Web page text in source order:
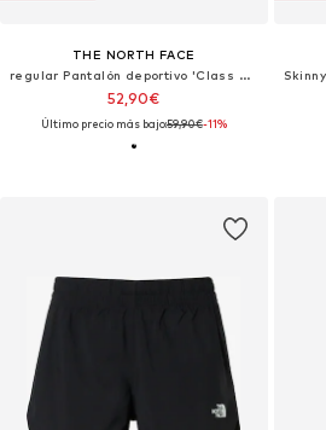
THE NORTH FACE
regular Pantalón deportivo 'Class V Pathfinder'
52,90€
Último precio más bajo:59,90€-11%